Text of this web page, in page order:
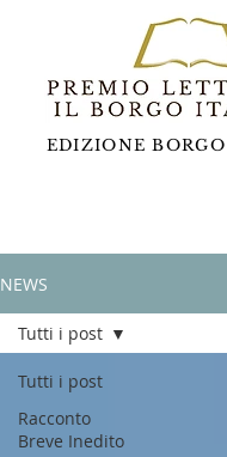
EDIZIONE
NEWS
Tutti i post
Racconto
Breve Inedito
Tutti i post